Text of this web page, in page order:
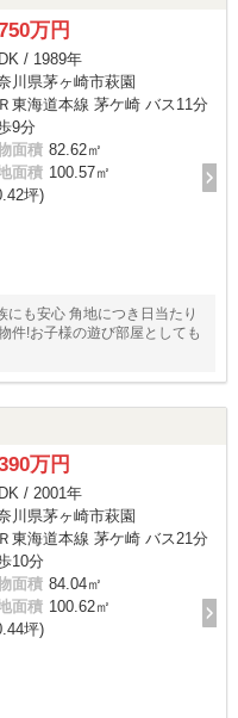
万円
/ 1989年
川県茅ヶ崎市萩園
東海道本線 茅ケ崎 バス11分
9分
面積 82.62㎡
面積 100.57㎡
坪)
も安心 角地につき日当たり
件!お子様の遊び部屋としても
万円
/ 2001年
川県茅ヶ崎市萩園
東海道本線 茅ケ崎 バス21分
10分
面積 84.04㎡
面積 100.62㎡
坪)